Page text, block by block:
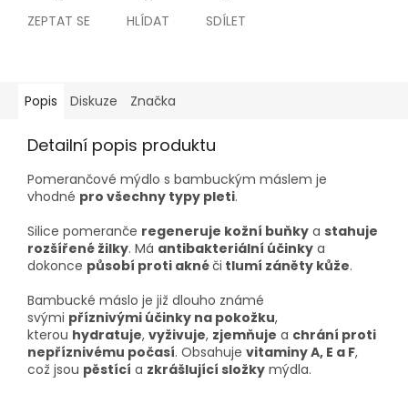
ZEPTAT SE HLÍDAT SDÍLET
Popis Diskuze Značka
Detailní popis produktu
Pomerančové mýdlo s bambuckým máslem je
vhodné pro všechny typy pleti.
Silice pomeranče regeneruje kožní buňky a stahuje
rozšířené žilky. Má antibakteriální účinky a
dokonce působí proti aknéči tlumí záněty kůže.
Bambucké máslo je již dlouho známé
svými příznivými účinky na pokožku,
kterou hydratuje, vyživuje, zjemňuje a chrání proti
nepříznivému počasí. Obsahuje vitaminy A, E a F,
což jsou pěstící a zkrášlující složky mýdla.